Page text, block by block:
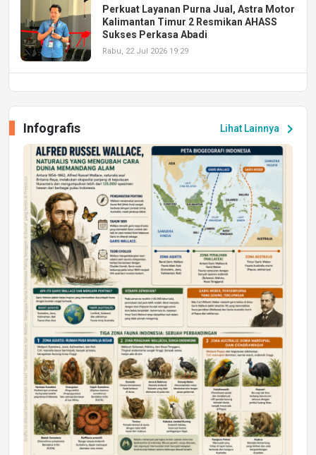
Perkuat Layanan Purna Jual, Astra Motor
Kalimantan Timur 2 Resmikan AHASS
Sukses Perkasa Abadi
Rabu, 22 Jul 2026 19:29
Peluang Kerja dan Magang
Jumat, 17 Jul 2026 22:30
DAERAH
Astra Motor Kalimantan Timur 2 Dukung
Mahasiswa Samarinda dalam Astra
Honda SDGs Future Leaders 2026
Jumat, 10 Jul 2026 19:01
Lihat Lainnya chevron_right
Infografis